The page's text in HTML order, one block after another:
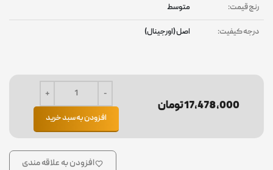
رنج قیمت: متوسط
درجه کیفیت: اصل (اورجینال)
17,478,000 تومان
افزودن به سبد خرید
افزودن به علاقه مندی